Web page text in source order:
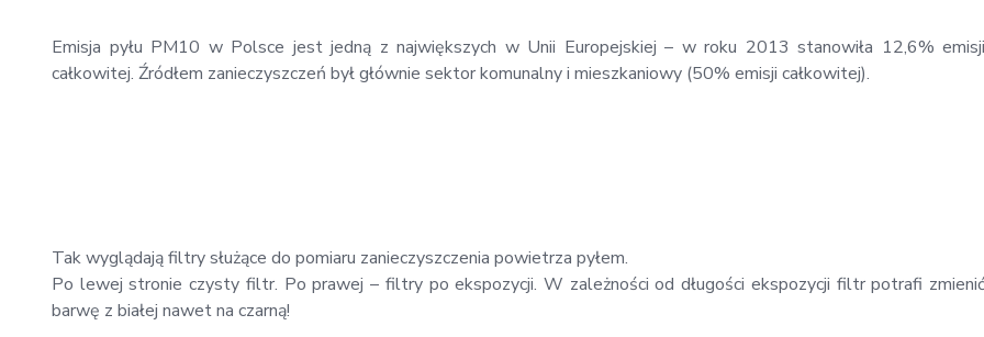
Emisja pyłu PM10 w Polsce jest jedną z największych w Unii Europejskiej – w roku 2013 stanowiła 12,6% emisji
całkowitej. Źródłem zanieczyszczeń był głównie sektor komunalny i mieszkaniowy (50% emisji całkowitej).
Tak wyglądają filtry służące do pomiaru zanieczyszczenia powietrza pyłem.
Po lewej stronie czysty filtr. Po prawej – filtry po ekspozycji. W zależności od długości ekspozycji filtr potrafi zmienić
barwę z białej nawet na czarną!